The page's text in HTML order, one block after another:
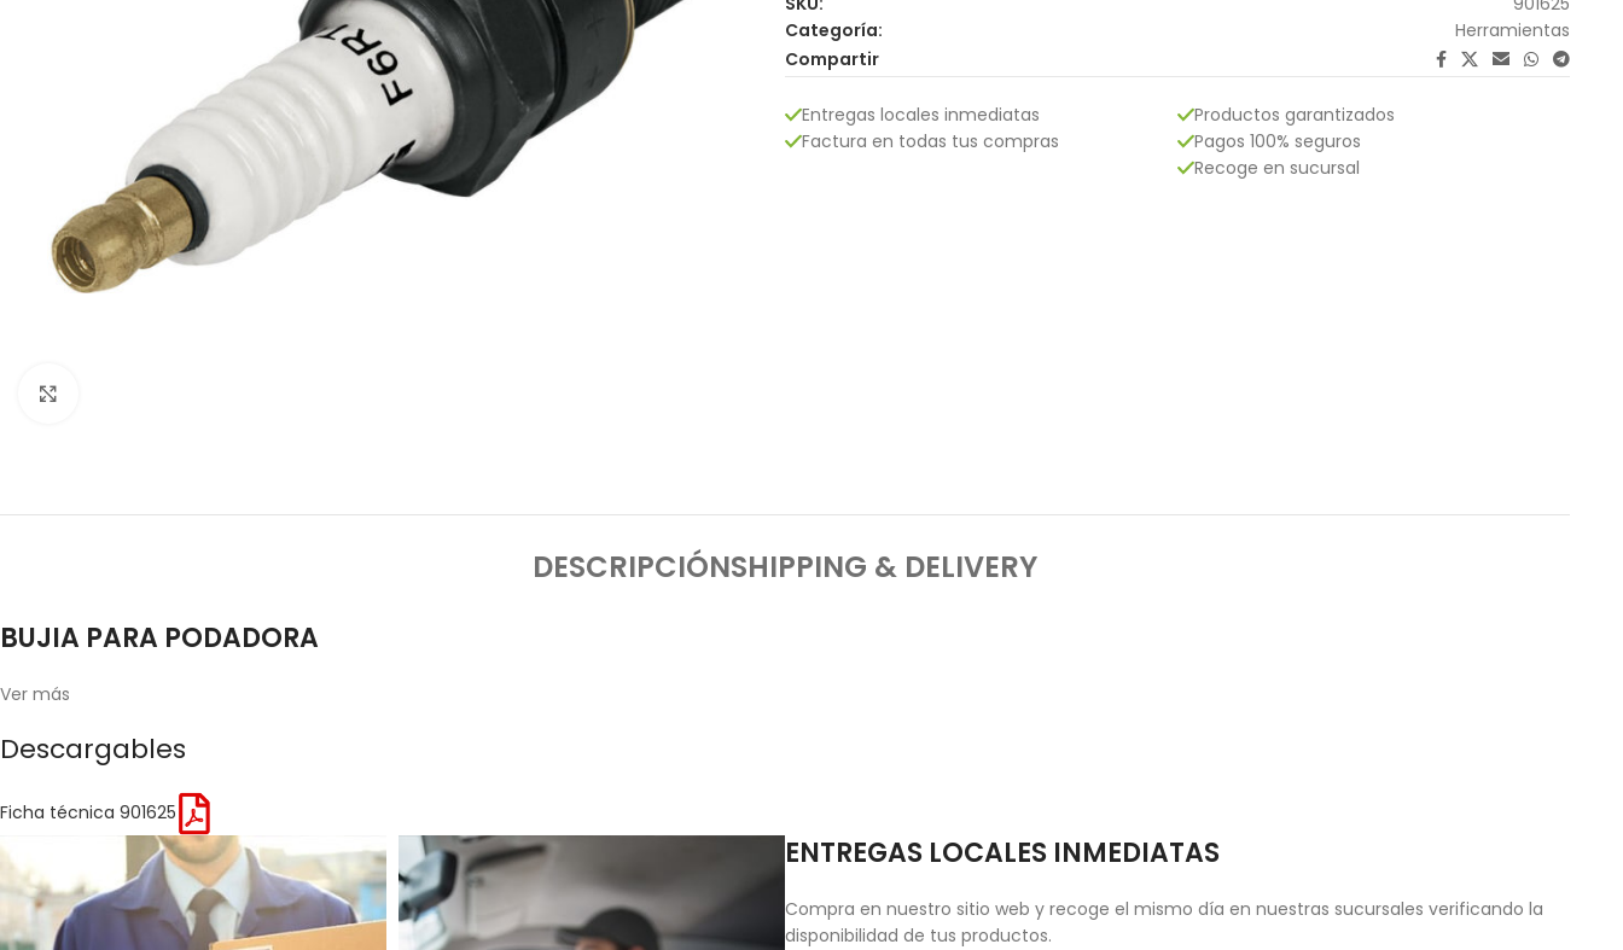
Categoría:
Herramientas
Compartir
Entregas locales inmediatas
Factura en todas tus compras
Productos garantizados
Pagos 100% seguros
Recoge en sucursal
DESCRIPCIÓNSHIPPING & DELIVERY
BUJIA PARA PODADORA
Ver más
Descargables
Ficha técnica 901625
ENTREGAS LOCALES INMEDIATAS
Compra en nuestro sitio web y recoge el mismo día en nuestras sucursales verificando la
disponibilidad de tus productos.